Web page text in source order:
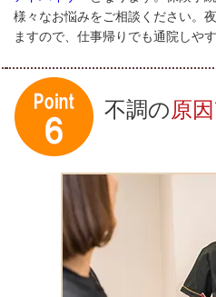
様々なお悩みをご相談ください。
ますので、仕事帰りでも通院しや
不調の原